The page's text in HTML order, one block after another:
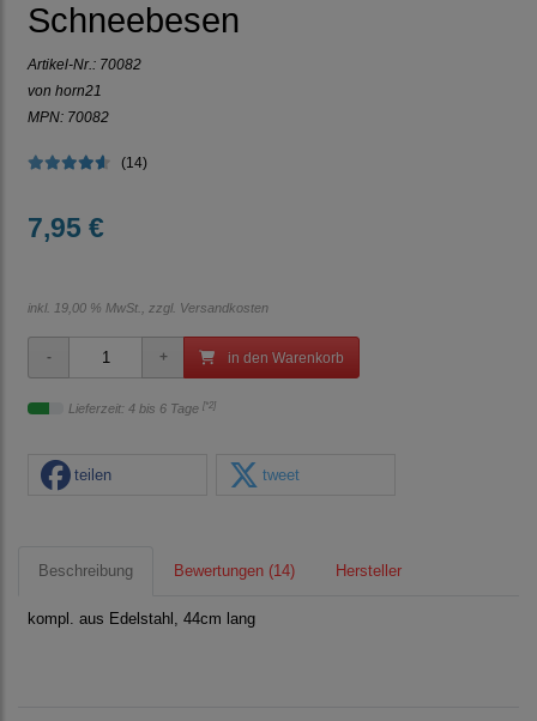
Schneebesen
Artikel-Nr.: 70082
von horn21
MPN: 70082
(14)
7,95 €
inkl. 19,00 % MwSt., zzgl. Versandkosten
in den Warenkorb
Lieferzeit: 4 bis 6 Tage [*2]
teilen tweet
Beschreibung Bewertungen (14) Hersteller
kompl. aus Edelstahl, 44cm lang